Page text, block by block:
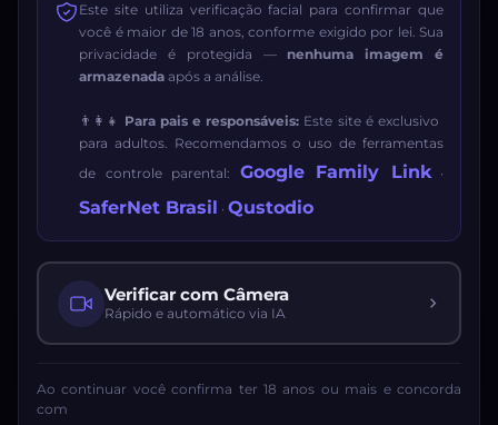
Este site utiliza verificação facial para confirmar que
você é maior de 18 anos, conforme exigido por lei. Sua
privacidade é protegida — nenhuma imagem é
armazenada após a análise.
👨‍👩‍👧 Para pais e responsáveis: Este site é exclusivo
para adultos. Recomendamos o uso de ferramentas
de controle parental: Google Family Link·
SaferNet Brasil · Qustodio
Verificar com Câmera
Rápido e automático via IA
Ao continuar você confirma ter 18 anos ou mais e concorda
com